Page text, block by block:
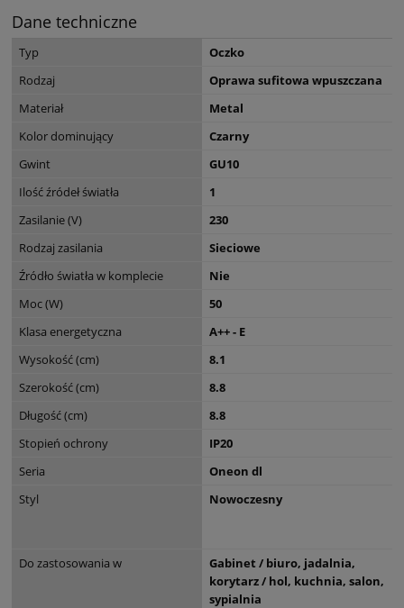
Dane techniczne
Typ
Oczko
Rodzaj
Oprawa sufitowa wpuszczana
Materiał
Metal
Kolor dominujący
Czarny
Gwint
GU10
Ilość źródeł światła
1
Zasilanie (V)
230
Rodzaj zasilania
Sieciowe
Źródło światła w komplecie
Nie
Moc (W)
50
Klasa energetyczna
A++ - E
Wysokość (cm)
8.1
Szerokość (cm)
8.8
Długość (cm)
8.8
Stopień ochrony
IP20
Seria
Oneon dl
Styl
Nowoczesny
Do zastosowania w
Gabinet / biuro, jadalnia,
korytarz / hol, kuchnia, salon,
sypialnia